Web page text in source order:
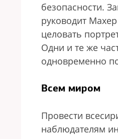
безопасности.
руководит
целовать
Одни и те же
одновременно
Всем миром
Провести
наблюдателям